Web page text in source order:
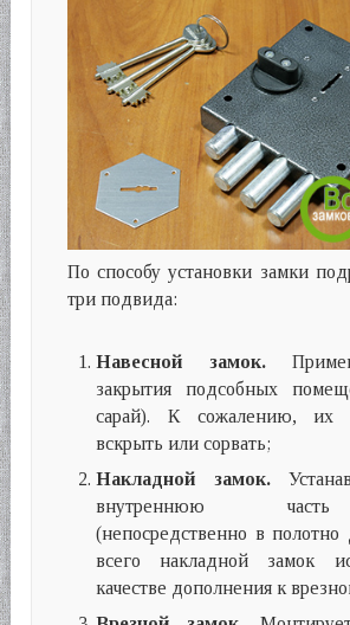
По способу установки замки
три подвида:
Навесной замок.
закрытия подсобных
сарай). К сожалению, их
вскрыть или сорвать;
Накладной замок.
внутреннюю
(непосредственно в
всего накладной замок
качестве дополнения к